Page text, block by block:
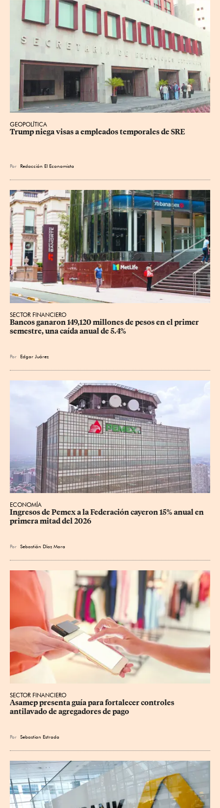
GEOPOLÍTICA
Trump niega visas a empleados temporales de SRE
Por Redacción El Economista
SECTOR FINANCIERO
Bancos ganaron 149,120 millones de pesos en el primer
semestre, una caída anual de 5.4%
Por Edgar Juárez
ECONOMÍA
Ingresos de Pemex a la Federación cayeron 15% anual en
primera mitad del 2026
Por Sebastián Díaz Mora
SECTOR FINANCIERO
Asamep presenta guía para fortalecer controles
antilavado de agregadores de pago
Por Sebastian Estrada